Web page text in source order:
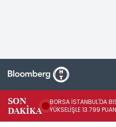
SON
DAKİKA
BORSA İSTANBUL'DA
YÜKSELİŞLE 13.799